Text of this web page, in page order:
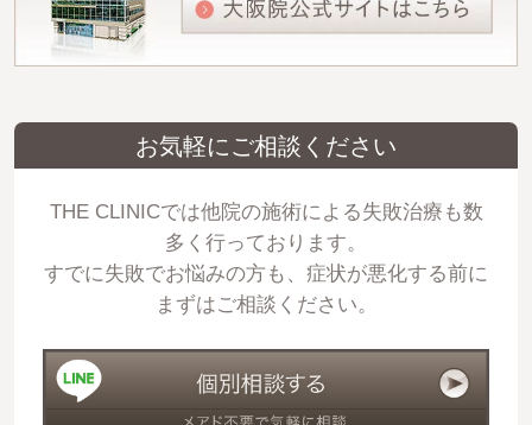
お気軽にご相談ください
THE CLINICでは他院の施術による失敗治療も数
多く行っております。
すでに失敗でお悩みの方も、症状が悪化する前に
まずはご相談ください。